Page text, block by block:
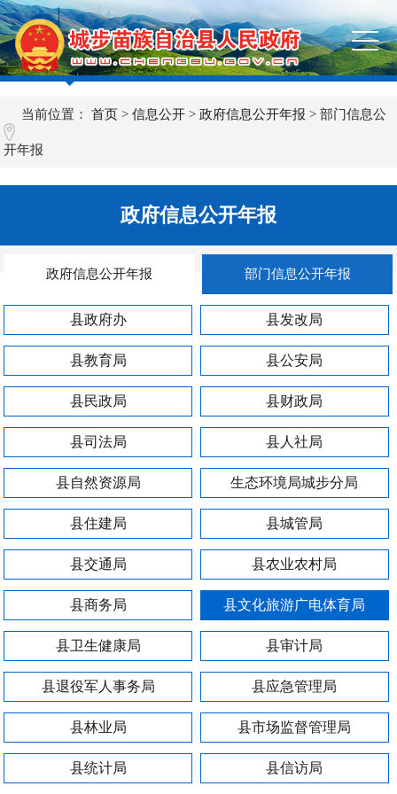
当前位置：首页 >信息公开 >政府信息公开年报 >部门信息公
开年报
政府信息公开年报
政府信息公开年报 部门信息公开年报
县政府办 县发改局
县教育局 县公安局
县民政局 县财政局
县司法局 县人社局
县自然资源局 生态环境局城步分局
县住建局 县城管局
县交通局 县农业农村局
县商务局 县文化旅游广电体育局
县卫生健康局 县审计局
县退役军人事务局 县应急管理局
县林业局 县市场监督管理局
县统计局 县信访局